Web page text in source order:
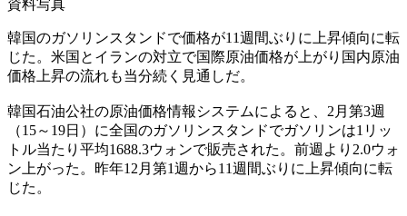
資料写真
韓国のガソリンスタンドで価格が11週間ぶりに上昇傾向に転
じた。米国とイランの対立で国際原油価格が上がり国内原油
価格上昇の流れも当分続く見通しだ。
韓国石油公社の原油価格情報システムによると、2月第3週
（15～19日）に全国のガソリンスタンドでガソリンは1リッ
トル当たり平均1688.3ウォンで販売された。前週より2.0ウォ
ン上がった。昨年12月第1週から11週間ぶりに上昇傾向に転
じた。